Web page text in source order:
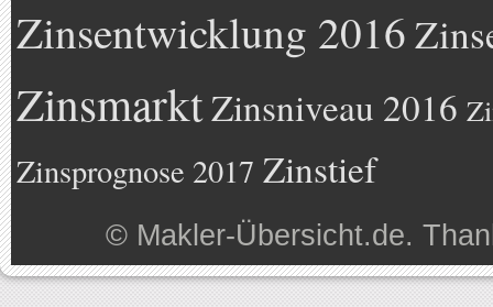
Zinsentwicklung 2016
Zinsmarkt Zinsniveau 2016
Zinsprognose 2017 Zinstief
© Makler-Übersicht.de.